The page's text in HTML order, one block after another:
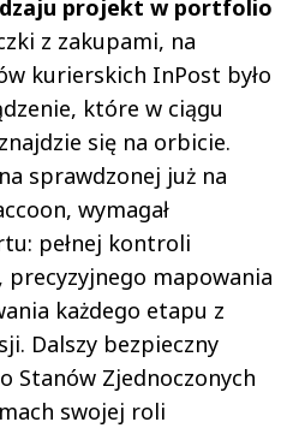
projekt w portfolio
z zakupami, na
kurierskich InPost było
które w ciągu
się na orbicie.
sprawdzonej już na
wymagał
pełnej kontroli
mapowania
każdego etapu z
Dalszy bezpieczny
Stanów Zjednoczonych
swojej roli